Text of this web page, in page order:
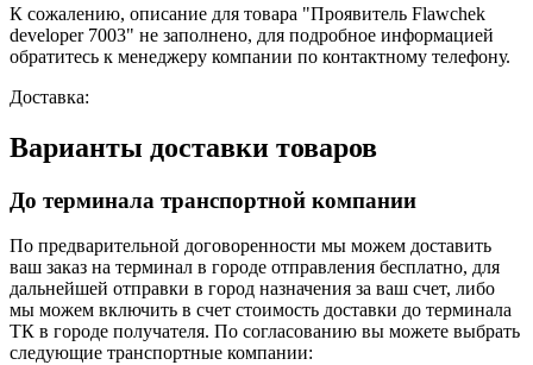
К сожалению, описание для товара "Проявитель Flawchek
developer 7003" не заполнено, для подробное информацией
обратитесь к менеджеру компании по контактному телефону.
Доставка:
Варианты доставки товаров
До терминала транспортной компании
По предварительной договоренности мы можем доставить
ваш заказ на терминал в городе отправления бесплатно, для
дальнейшей отправки в город назначения за ваш счет, либо
мы можем включить в счет стоимость доставки до терминала
ТК в городе получателя. По согласованию вы можете выбрать
следующие транспортные компании: